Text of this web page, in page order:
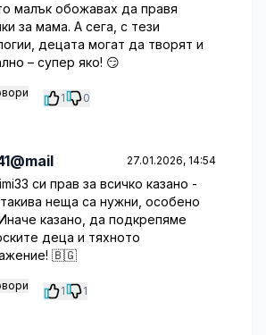
малък обожавах да правя
за мама. А сега, с тези
децата могат да творят и
– супер яко! 😏
1 0
27.01.2026, 14:54
си прав за всичко казано -
неща са нужни, особено
казано, да подкрепяме
деца и тяхното
🇧🇬
1 1